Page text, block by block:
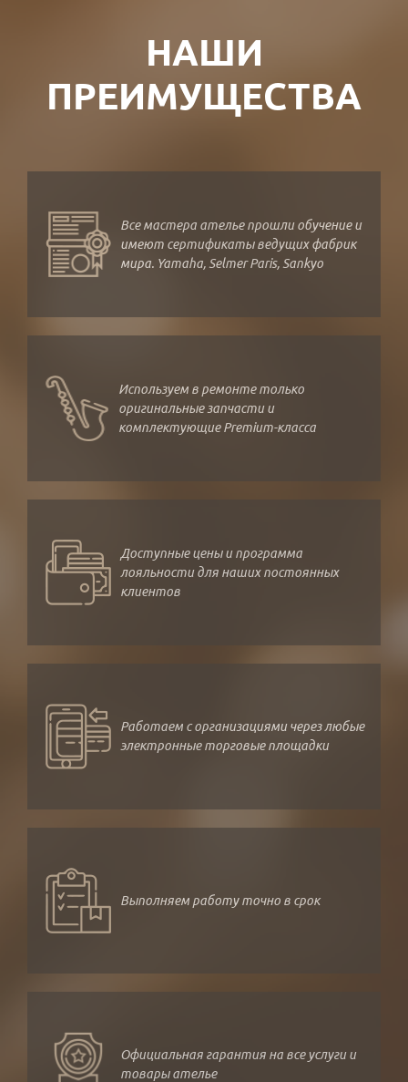
НАШИ
ПРЕИМУЩЕСТВА
Все мастера ателье прошли обучение и
имеют сертификаты ведущих фабрик
мира. Yamaha, Selmer Paris, Sankyo
Используем в ремонте только
оригинальные запчасти и
комплектующие Premium-класса
Доступные цены и программа
лояльности для наших постоянных
клиентов
Работаем с организациями через любые
электронные торговые площадки
Выполняем работу точно в срок
Официальная гарантия на все услуги и
товары ателье